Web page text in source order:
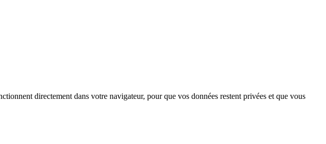
directement dans votre navigateur, pour que vos données restent privées et que vous